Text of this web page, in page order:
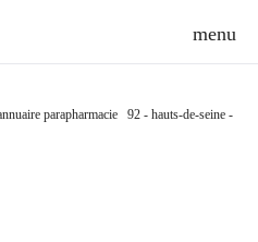
parapharmacie
92 - hauts-de-seine -